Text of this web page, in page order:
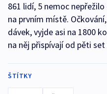
861 lidí, 5 nemoc
na prvním místě.
dávek, vyjde asi na 1800
na něj přispívají od pěti
ŠTÍTKY